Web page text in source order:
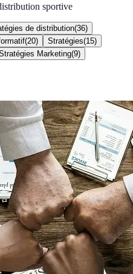
sportive
de distribution(36)
(20) Stratégies(15)
Marketing(9)